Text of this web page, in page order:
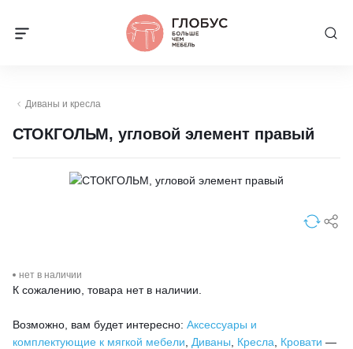
Диваны и кресла
СТОКГОЛЬМ, угловой элемент правый
нет в наличии
К сожалению, товара нет в наличии.
Возможно, вам будет интересно: Аксессуары и
комплектующие к мягкой мебели
Диваны Кресла Кровати —